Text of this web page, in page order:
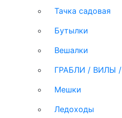
Тачка садовая
Бутылки
Вешалки
ГРАБЛИ / ВИЛЫ
Мешки
Ледоходы